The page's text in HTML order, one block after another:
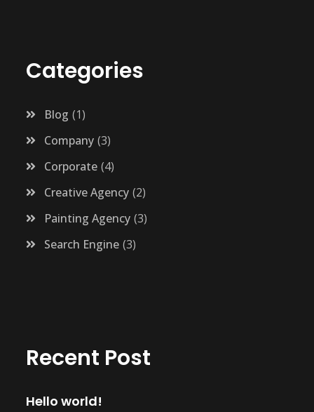
Categories
Blog 1
Company 3
Corporate 4
Creative Agency 2
Painting Agency 3
Search Engine 3
Recent Post
Hello world!